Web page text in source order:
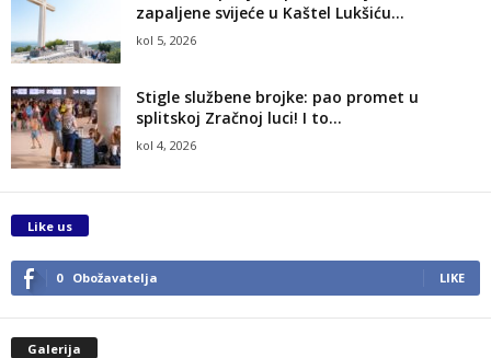
zapaljene svijeće u Kaštel Lukšiću...
kol 5, 2026
Stigle službene brojke: pao promet u
splitskoj Zračnoj luci! I to...
kol 4, 2026
Like us
0 Obožavatelja LIKE
Galerija